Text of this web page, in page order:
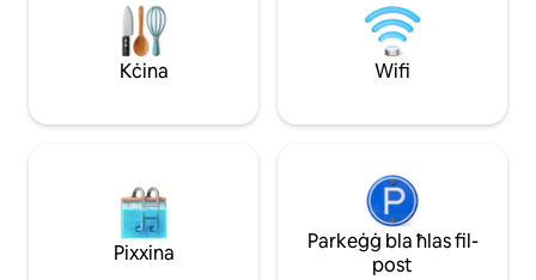
is-sodda fil-kamra tas-sodda. Jekk
teħtieġ sufan sodda ieħor, jekk jogħġbok
daħħal 3 klijenti meta tibbukkja u
kkuntattjana wara l-booking biex
ħaddiema tagħna jħejju s-sufan sodda
kif ukoll l-ispiża taċ-ċentru tal-fitness,
tal-pixxina u tal-ispazju fejn taħdem
fis-salott, jekk
persuni bħala 5
għidilna
nirranġaw biex il-
prezz tal-booking
ċentru tal-fitness,
ispazju fejn
Kċina Wifi
Pixxina
Parkeġġ bla ħlas fil-
post